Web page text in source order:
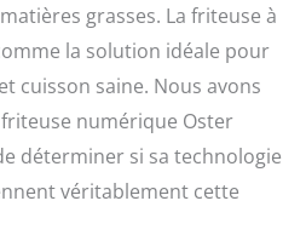
grasses. La friteuse à
la solution idéale pour
cuisson saine. Nous avons
friteuse numérique Oster
déterminer si sa technologie
véritablement cette